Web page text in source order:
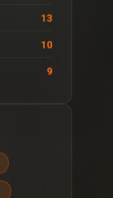
13
10
9